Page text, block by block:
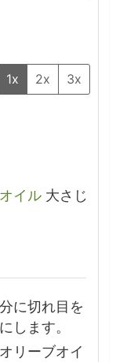
1x 2x 3x
イル 大さじ
に切れ目を
します。
リーブオイ